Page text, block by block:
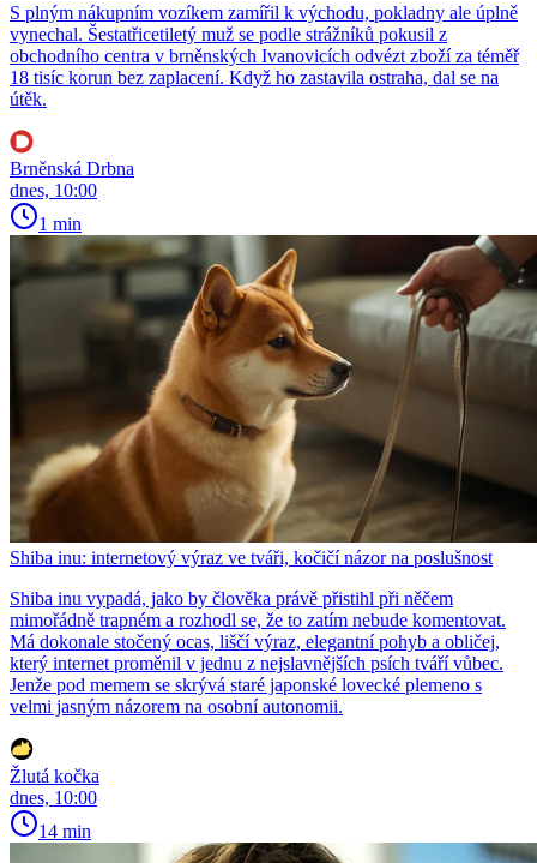
S plným nákupním vozíkem zamířil k východu, pokladny ale úplně
vynechal. Šestatřicetiletý muž se podle strážníků pokusil z
obchodního centra v brněnských Ivanovicích odvézt zboží za téměř
18 tisíc korun bez zaplacení. Když ho zastavila ostraha, dal se na
útěk.
Brněnská Drbna
dnes, 10:00
1 min
Shiba inu: internetový výraz ve tváři, kočičí názor na poslušnost
Shiba inu vypadá, jako by člověka právě přistihl při něčem
mimořádně trapném a rozhodl se, že to zatím nebude komentovat.
Má dokonale stočený ocas, liščí výraz, elegantní pohyb a obličej,
který internet proměnil v jednu z nejslavnějších psích tváří vůbec.
Jenže pod memem se skrývá staré japonské lovecké plemeno s
velmi jasným názorem na osobní autonomii.
Žlutá kočka
dnes, 10:00
14 min